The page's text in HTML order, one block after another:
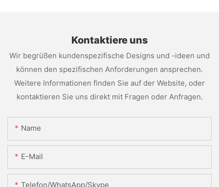
Kontaktiere uns
Wir begrüßen kundenspezifische Designs und -ideen und
können den spezifischen Anforderungen ansprechen.
Weitere Informationen finden Sie auf der Website, oder
kontaktieren Sie uns direkt mit Fragen oder Anfragen.
Name
E-Mail
Telefon/WhatsApp/Skype